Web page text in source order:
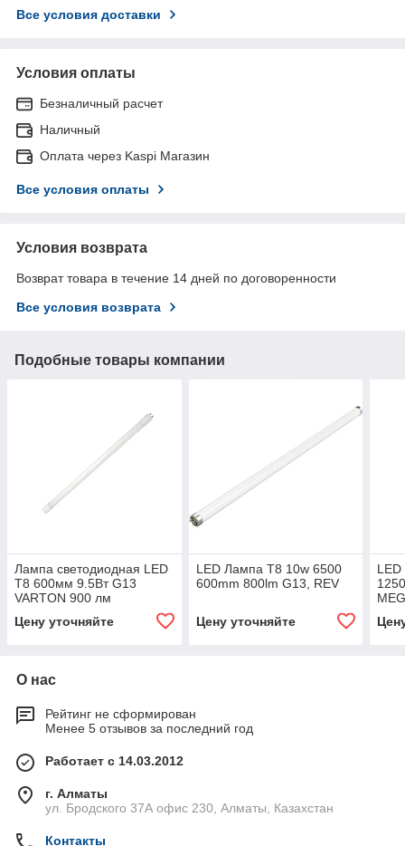
Все условия доставки
Условия оплаты
Безналичный расчет
Наличный
Оплата через Kaspi Магазин
Все условия оплаты
Условия возврата
Возврат товара в течение 14 дней по договоренности
Все условия возврата
Подобные товары компании
Лампа светодиодная LED
T8 600мм 9.5Вт G13
VARTON 900 лм
Цену уточняйте
LED Лампа Т8 10w 6500
600mm 800lm G13, REV
Цену уточняйте
О нас
Рейтинг не сформирован
Менее 5 отзывов за последний год
Работает с 14.03.2012
г. Алматы
ул. Бродского 37А офис 230, Алматы, Казахстан
Контакты